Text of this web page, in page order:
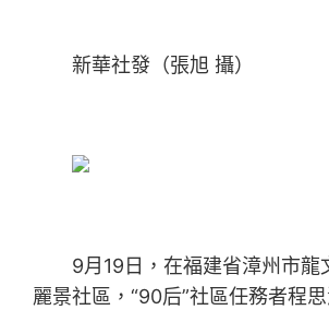
新華社發（張旭 攝）
9月19日，在福建省漳州市龍
麗景社區，“90后”社區任務者程